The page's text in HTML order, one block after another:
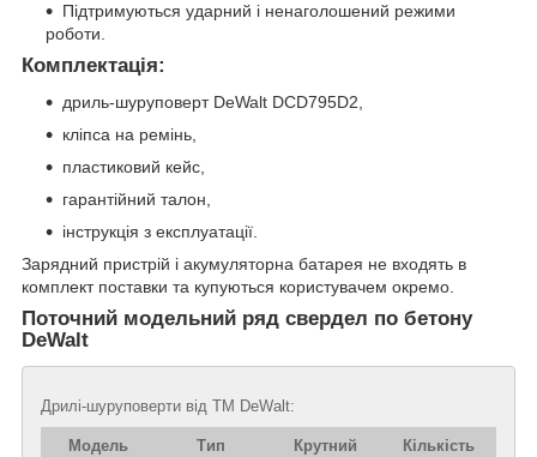
Підтримуються ударний і ненаголошений режими
роботи.
Комплектація:
дриль-шуруповерт DeWalt DCD795D2,
кліпса на ремінь,
пластиковий кейс,
гарантійний талон,
інструкція з експлуатації.
Зарядний пристрій і акумуляторна батарея не входять в
комплект поставки та купуються користувачем окремо.
Поточний модельний ряд свердел по бетону
DeWalt
Дрилі-шуруповерти від ТМ DeWalt:
Модель Тип
Крутний
Кількість